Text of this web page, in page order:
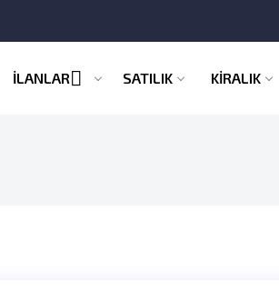
İLANLAR SATILIK KİRALIK